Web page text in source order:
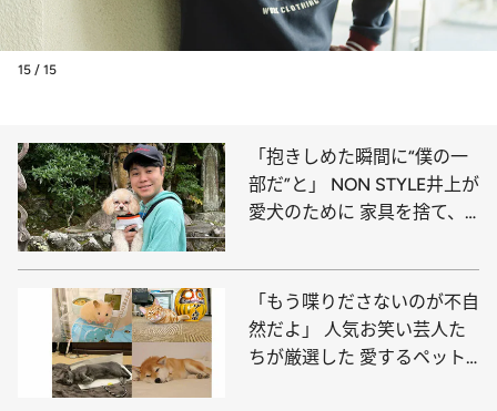
15 / 15
「抱きしめた瞬間に“僕の一
部だ”と」 NON STYLE井上が
愛犬のために 家具を捨て、
「もう喋りださないのが不自
然だよ」 人気お笑い芸人た
ちが厳選した 愛するペット